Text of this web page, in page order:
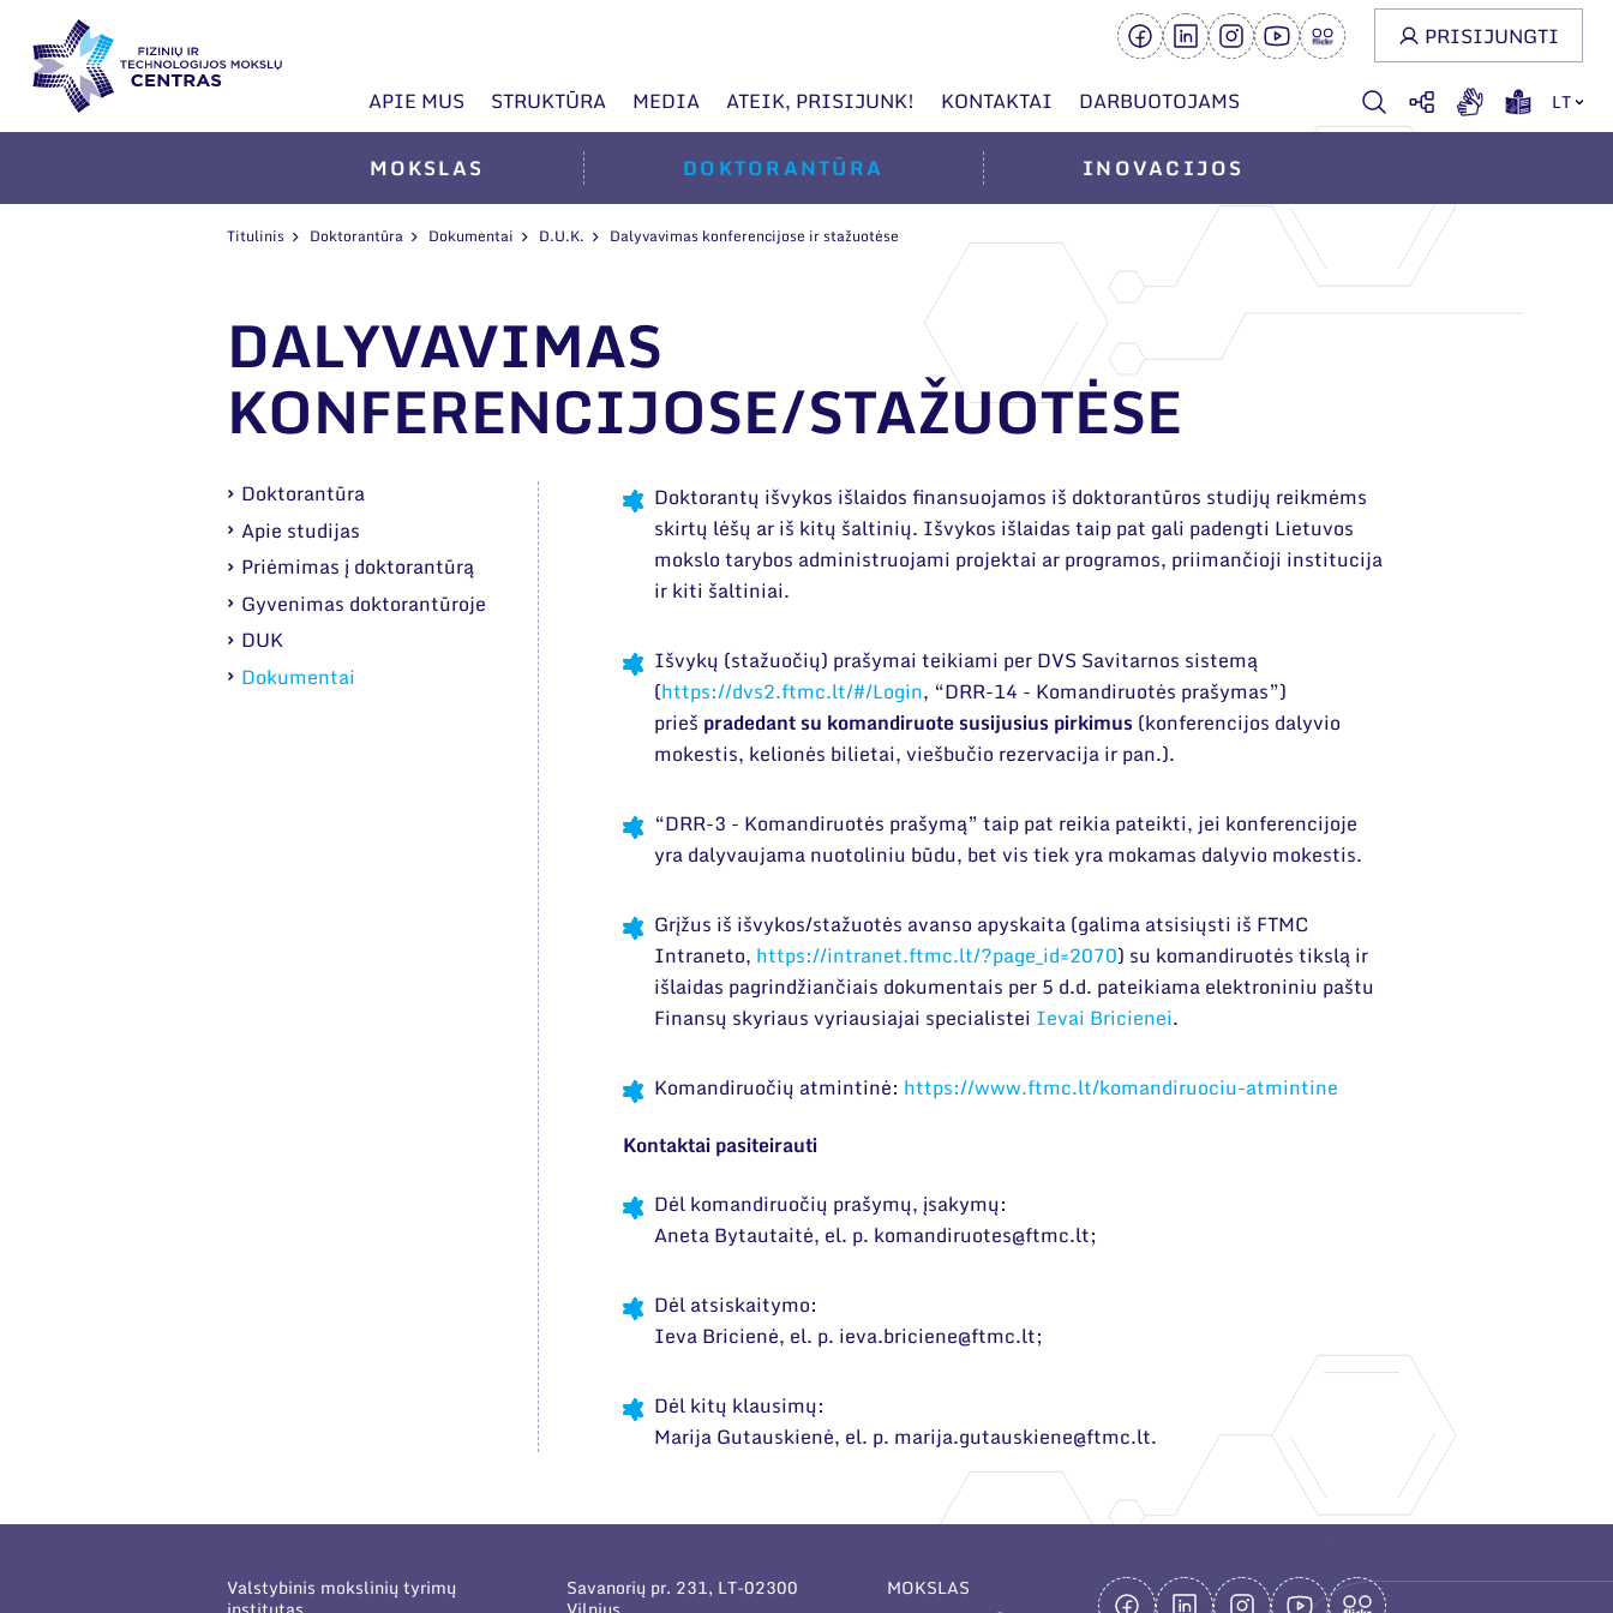
APIE MUS STRUKTŪRA MEDIA ATEIK, PRISIJUNK! KONTAKTAI DARBUOTOJAMS LT
PRISIJUNGTI
MOKSLAS DOKTORANTŪRA INOVACIJOS
Titulinis Doktorantūra Dokumentai D.U.K. Dalyvavimas konferencijose ir stažuotėse
DALYVAVIMAS
KONFERENCIJOSE/STAŽUOTĖSE
Doktorantūra
Apie studijas
Priėmimas į doktorantūrą
Gyvenimas doktorantūroje
DUK
Dokumentai
Doktorantų išvykos išlaidos finansuojamos iš doktorantūros studijų reikmėms
skirtų lėšų ar iš kitų šaltinių. Išvykos išlaidas taip pat gali padengti Lietuvos
mokslo tarybos administruojami projektai ar programos, priimančioji institucija
ir kiti šaltiniai.
Išvykų (stažuočių) prašymai teikiami per DVS Savitarnos sistemą
(https://dvs2.ftmc.lt/#/Login, “DRR-14 - Komandiruotės prašymas”)
prieš pradedant su komandiruote susijusius pirkimus (konferencijos dalyvio
mokestis, kelionės bilietai, viešbučio rezervacija ir pan.).
“DRR-3 - Komandiruotės prašymą” taip pat reikia pateikti, jei konferencijoje
yra dalyvaujama nuotoliniu būdu, bet vis tiek yra mokamas dalyvio mokestis.
Grįžus iš išvykos/stažuotės avanso apyskaita (galima atsisiųsti iš FTMC
Intraneto, https://intranet.ftmc.lt/?page_id=2070) su komandiruotės tikslą ir
išlaidas pagrindžiančiais dokumentais per 5 d.d. pateikiama elektroniniu paštu
Finansų skyriaus vyriausiajai specialistei Ievai Bricienei.
Komandiruočių atmintinė: https://www.ftmc.lt/komandiruociu-atmintine
Kontaktai pasiteirauti
Dėl komandiruočių prašymų, įsakymų:
Aneta Bytautaitė, el. p. komandiruotes@ftmc.lt;
Dėl atsiskaitymo:
Ieva Bricienė, el. p. ieva.briciene@ftmc.lt;
Dėl kitų klausimų:
Marija Gutauskienė, el. p. marija.gutauskiene@ftmc.lt.
Valstybinis mokslinių tyrimų Savanorių pr. 231, LT-02300
MOKSLAS